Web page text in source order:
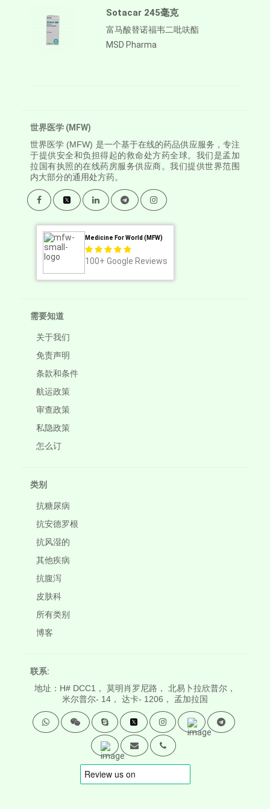
Sotacar 245毫克
富马酸替诺福韦二吡呋酯
MSD Pharma
世界医学 (MFW)
世界医学 (MFW) 是一个基于在线的药品供应服务，专注
于提供安全和负担得起的救命处方药全球。我们是孟加
拉国有执照的在线药房服务供应商。我们提供世界范围
内大部分的通用处方药。
Medicine For World (MFW)
100+ Google Reviews
需要知道
关于我们
免责声明
条款和条件
航运政策
审查政策
私隐政策
怎么订
类别
抗糖尿病
抗安德罗根
抗风湿的
其他疾病
抗腹泻
皮肤科
所有类别
博客
联系:
地址：H# DCC1， 莫明肖罗尼路， 北易卜拉欣普尔，
米尔普尔- 14， 达卡- 1206， 孟加拉国